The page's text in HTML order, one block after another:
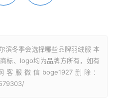
滨冬季会选择哪些品牌羽绒服 本
标、logo均为品牌方所有，如有
服微信boge1927删除：